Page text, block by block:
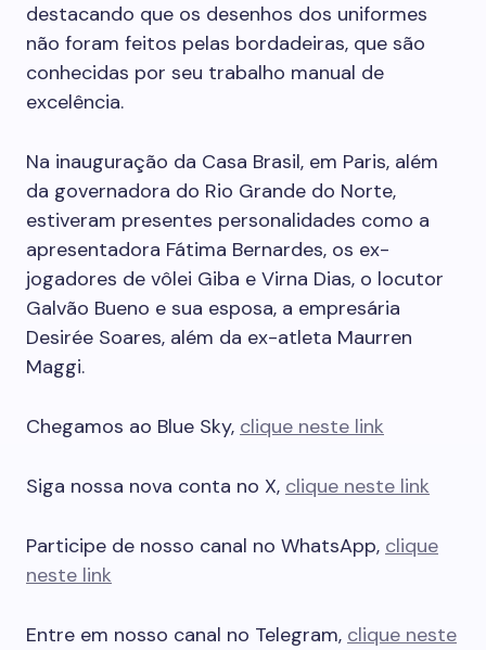
destacando que os desenhos dos uniformes
não foram feitos pelas bordadeiras, que são
conhecidas por seu trabalho manual de
excelência.
Na inauguração da Casa Brasil, em Paris, além
da governadora do Rio Grande do Norte,
estiveram presentes personalidades como a
apresentadora Fátima Bernardes, os ex-
jogadores de vôlei Giba e Virna Dias, o locutor
Galvão Bueno e sua esposa, a empresária
Desirée Soares, além da ex-atleta Maurren
Maggi.
Chegamos ao Blue Sky, clique neste link
Siga nossa nova conta no X, clique neste link
Participe de nosso canal no WhatsApp, clique
neste link
Entre em nosso canal no Telegram, clique neste